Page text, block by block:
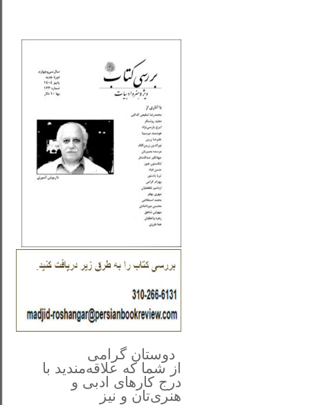
دوستان گرامی
از شما که علاقه‌مندید با
درج کارهای‌ ادبی و
هنری‌تان و نیز